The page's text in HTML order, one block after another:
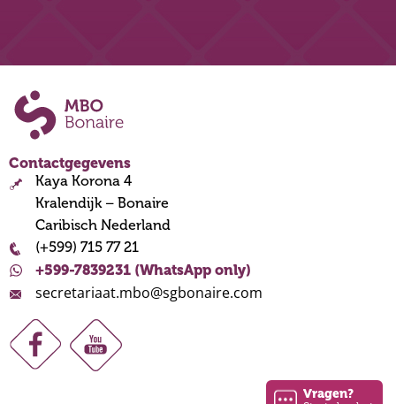
Contactgegevens
Kaya Korona 4
Kralendijk – Bonaire
Caribisch Nederland
(+599) 715 77 21
+599-7839231 (WhatsApp only)
secretariaat.mbo@sgbonaire.com
Vragen?